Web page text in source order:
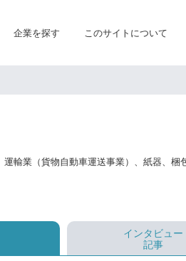
企業を探す このサイトについて
インタビュー
記事